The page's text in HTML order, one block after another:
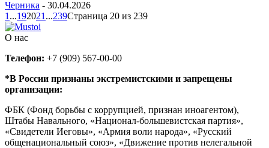
Черника - 30.04.2026
1 ...192021 ...239Страница 20 из 239
О нас
Телефон: +7 (909) 567-00-00
*В России признаны экстремистскими и запрещены
организации:
ФБК (Фонд борьбы с коррупцией, признан иноагентом),
Штабы Навального, «Национал-большевистская партия»,
«Свидетели Иеговы», «Армия воли народа», «Русский
общенациональный союз», «Движение против нелегальной